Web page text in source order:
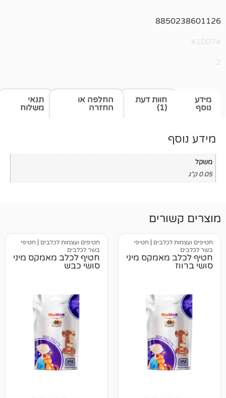
תנאי
משלוח
חוות דעת
החלפה או
החזרה
|חטיפי
מיני
חטיפים ועצמות לכלבים|חטיפי
חטיף לכלב מאמקס מיני